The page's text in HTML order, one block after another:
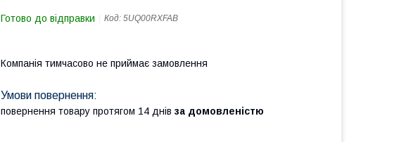
Готово до відправки Код: 5UQ00RXFAB
Компанія тимчасово не приймає замовлення
повернення товару протягом 14 днів за домовленістю